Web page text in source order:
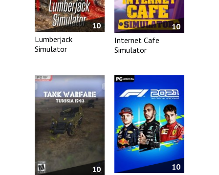
10
Lumberjack
Simulator
10
Internet Cafe
Simulator
10
10